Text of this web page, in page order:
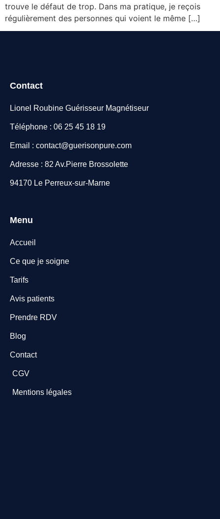
trouve le défaut de trop. Dans ma pratique, je reçois
régulièrement des personnes qui voient le même […]
Contact
Lionel Roubine Guérisseur Magnétiseur
Téléphone : 06 25 45 18 19
Email : contact@guerisonpure.com
Adresse : 82 Av.Pierre Brossolette
94170 Le Perreux-sur-Marne
Menu
Accueil
Ce que je soigne
Tarifs
Avis patients
Prendre RDV
Blog
Contact
CGV
Mentions légales